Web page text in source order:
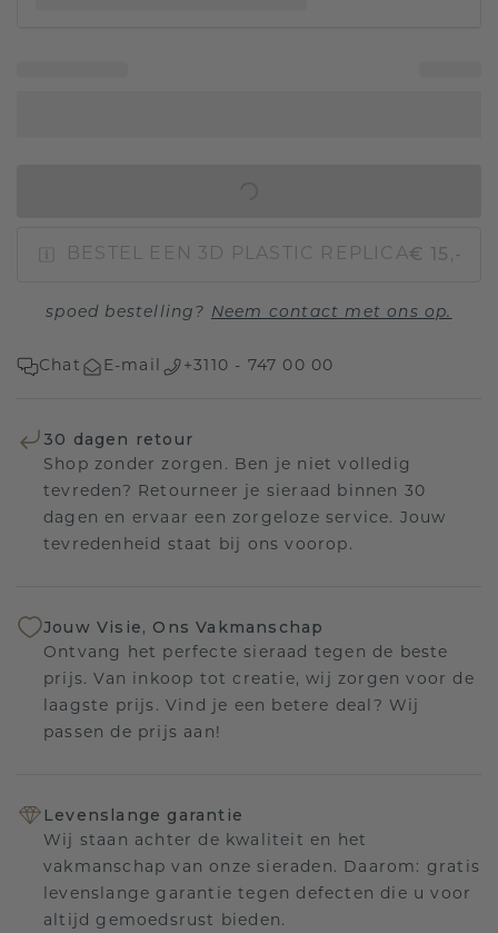
BESTEL EEN 3D PLASTIC REPLICA€ 15,-
spoed bestelling? Neem contact met ons op.
Chat E-mail +3110 - 747 00 00
30 dagen retour
Shop zonder zorgen. Ben je niet volledig
tevreden? Retourneer je sieraad binnen 30
dagen en ervaar een zorgeloze service. Jouw
tevredenheid staat bij ons voorop.
Jouw Visie, Ons Vakmanschap
Ontvang het perfecte sieraad tegen de beste
prijs. Van inkoop tot creatie, wij zorgen voor de
laagste prijs. Vind je een betere deal? Wij
passen de prijs aan!
Levenslange garantie
Wij staan achter de kwaliteit en het
vakmanschap van onze sieraden. Daarom: gratis
levenslange garantie tegen defecten die u voor
altijd gemoedsrust bieden.